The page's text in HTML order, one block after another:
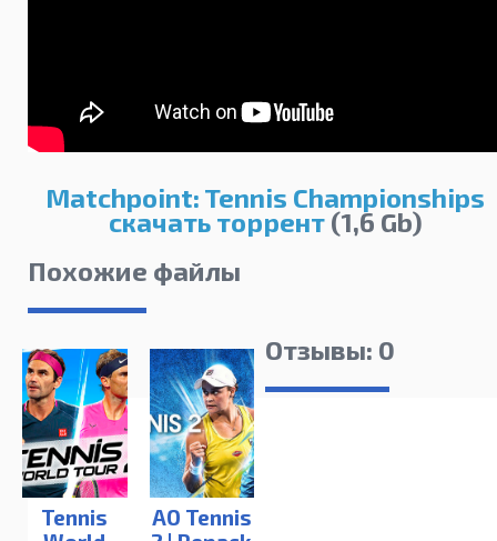
Matchpoint: Tennis Championships
скачать торрент(1,6 Gb)
Похожие файлы
Tennis
AO Tennis
Отзывы: 0